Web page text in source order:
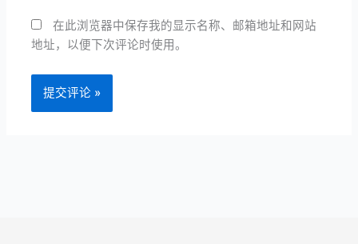
在此浏览器中保存我的显示名称、邮箱地址和网站
地址，以便下次评论时使用。